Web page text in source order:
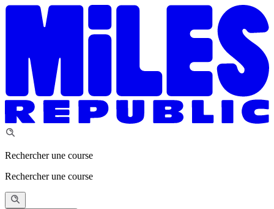
Rechercher une course
Rechercher une course